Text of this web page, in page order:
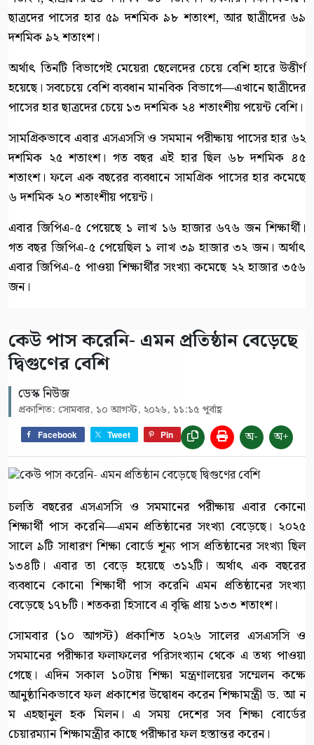
ছাত্রদের পাসের হার ৫৯ দশমিক ৯৮ শতাংশ, আর ছাত্রীদের ৬৯
দশমিক ৯২ শতাংশ।
অর্থাৎ তিনটি বিভাগেই মেয়েরা ছেলেদের চেয়ে বেশি হারে উত্তীর্ণ
হয়েছে। সবচেয়ে বেশি ব্যবধান মানবিক বিভাগে—এখানে ছাত্রীদের
পাসের হার ছাত্রদের চেয়ে ১৩ দশমিক ২৪ শতাংশীয় পয়েন্ট বেশি।
সামগ্রিকভাবে এবার এসএসসি ও সমমান পরীক্ষায় পাসের হার ৬২
দশমিক ২৫ শতাংশ। গত বছর এই হার ছিল ৬৮ দশমিক ৪৫
শতাংশ। ফলে এক বছরের ব্যবধানে সামগ্রিক পাসের হার কমেছে
৬ দশমিক ২০ শতাংশীয় পয়েন্ট।
এবার জিপিএ-৫ পেয়েছে ১ লাখ ১৬ হাজার ৬৭৬ জন শিক্ষার্থী।
গত বছর জিপিএ-৫ পেয়েছিল ১ লাখ ৩৯ হাজার ৩২ জন। অর্থাৎ
এবার জিপিএ-৫ পাওয়া শিক্ষার্থীর সংখ্যা কমেছে ২২ হাজার ৩৫৬
জন।
কেউ পাস করেনি- এমন প্রতিষ্ঠান বেড়েছে
দ্বিগুণের বেশি
ডেস্ক নিউজ
প্রকাশিত: সোমবার, ১০ আগস্ট, ২০২৬, ১১:১৫ পূর্বাহ্ণ
Facebook Tweet Pin অ- অ+
চলতি বছরের এসএসসি ও সমমানের পরীক্ষায় এবার কোনো
শিক্ষার্থী পাস করেনি—এমন প্রতিষ্ঠানের সংখ্যা বেড়েছে। ২০২৫
সালে ৯টি সাধারণ শিক্ষা বোর্ডে শূন্য পাস প্রতিষ্ঠানের সংখ্যা ছিল
১৩৪টি। এবার তা বেড়ে হয়েছে ৩১২টি। অর্থাৎ এক বছরের
ব্যবধানে কোনো শিক্ষার্থী পাস করেনি এমন প্রতিষ্ঠানের সংখ্যা
বেড়েছে ১৭৮টি। শতকরা হিসাবে এ বৃদ্ধি প্রায় ১৩৩ শতাংশ।
সোমবার (১০ আগস্ট) প্রকাশিত ২০২৬ সালের এসএসসি ও
সমমানের পরীক্ষার ফলাফলের পরিসংখ্যান থেকে এ তথ্য পাওয়া
গেছে। এদিন সকাল ১০টায় শিক্ষা মন্ত্রণালয়ের সম্মেলন কক্ষে
আনুষ্ঠানিকভাবে ফল প্রকাশের উদ্বোধন করেন শিক্ষামন্ত্রী ড. আ ন
ম এহছানুল হক মিলন। এ সময় দেশের সব শিক্ষা বোর্ডের
চেয়ারম্যান শিক্ষামন্ত্রীর কাছে পরীক্ষার ফল হস্তান্তর করেন।